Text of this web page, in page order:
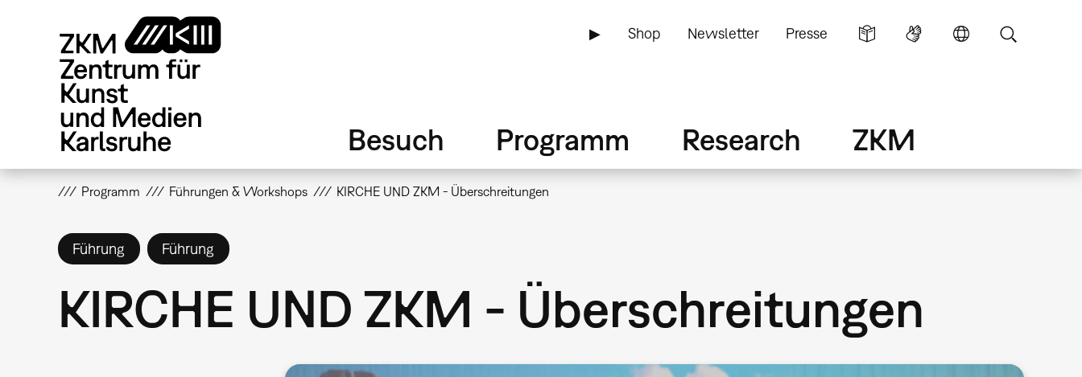
▶ Shop Newsletter Presse
Besuch Programm Research ZKM
Programm Führungen & Workshops KIRCHE UND ZKM - Überschreitungen
Führung Führung
KIRCHE UND ZKM - Überschreitungen